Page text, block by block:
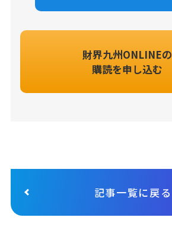
財界九州ONLINEの
購読を申し込む
記事一覧に戻る